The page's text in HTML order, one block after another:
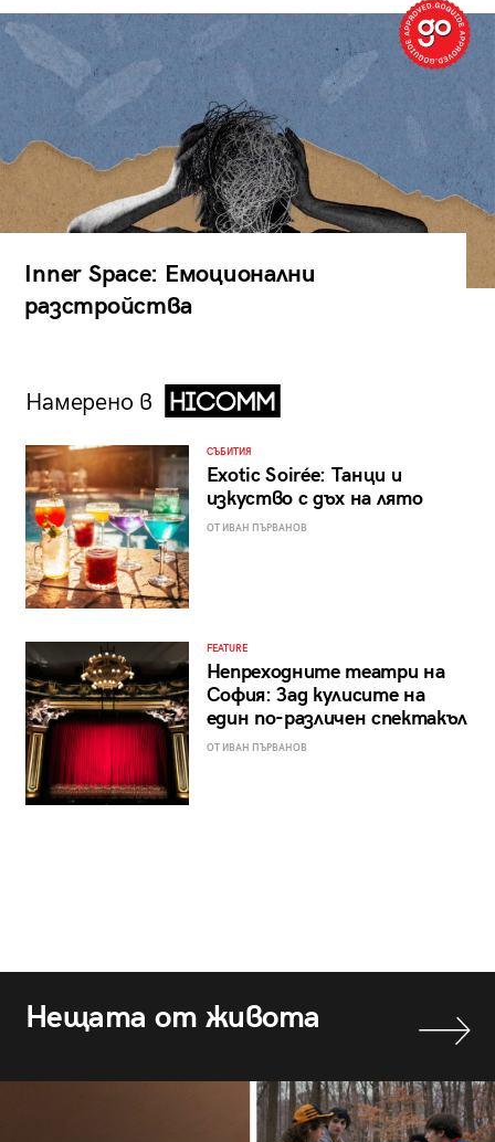
Inner Space: Емоционални
разстройства
Намерено в
СЪБИТИЯ
Exotic Soirée: Танци и
изкуство с дъх на лято
ОТ ИВАН ПЪРВАНОВ
FEATURE
Непреходните театри на
София: Зад кулисите на
един по-различен спектакъл
ОТ ИВАН ПЪРВАНОВ
Нещата от живота